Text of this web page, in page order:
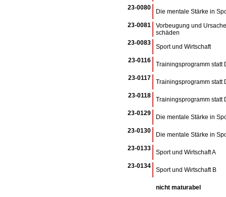
23-0080
Die mentale Stärke in
23-0081
Vorbeugung und
schäden
23-0083
Sport und Wirtschaft
23-0116
Trainingsprogramm statt
23-0117
Trainingsprogramm statt
23-0118
Trainingsprogramm statt
23-0129
Die mentale Stärke in
23-0130
Die mentale Stärke in
23-0133
Sport und Wirtschaft A
23-0134
Sport und Wirtschaft B
nicht maturabel